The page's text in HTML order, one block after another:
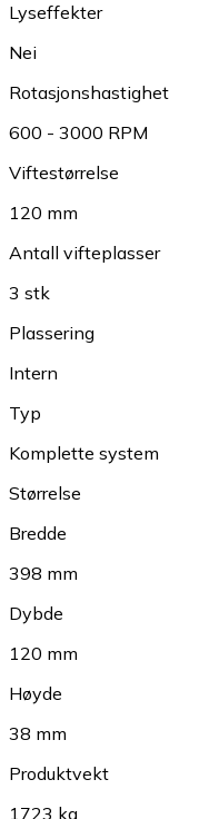
Lyseffekter
Nei
Rotasjonshastighet
600 - 3000 RPM
Viftestørrelse
120 mm
Antall vifteplasser
3 stk
Plassering
Intern
Typ
Komplette system
Størrelse
Bredde
398 mm
Dybde
120 mm
Høyde
38 mm
Produktvekt
1723 kg